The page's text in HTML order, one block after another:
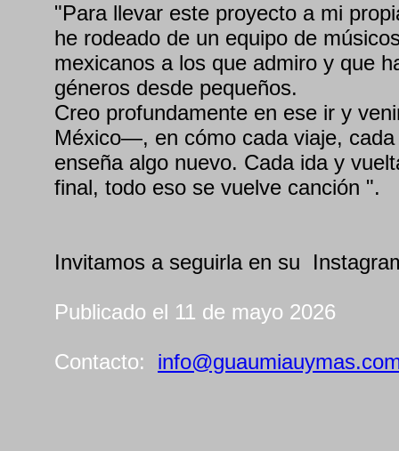
"Para llevar este proyecto a mi
he rodeado de un equipo de
mexicanos a los que admiro y que
géneros desde pequeños.
Creo profundamente en ese ir y
México—, en cómo cada viaje,
enseña algo nuevo. Cada ida y
final, todo eso se vuelve canción ".
Invitamos a seguirla en su
Publicado el 11 de mayo 2026
Contacto: